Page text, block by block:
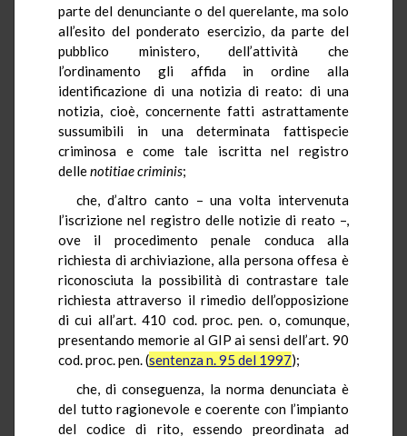
parte del denunciante o del querelante, ma solo
all’esito del ponderato esercizio, da parte del
pubblico ministero, dell’attività che
l’ordinamento gli affida in ordine alla
identificazione di una notizia di reato: di una
notizia, cioè, concernente fatti astrattamente
sussumibili in una determinata fattispecie
criminosa e come tale iscritta nel registro
dellenotitiaecriminis;
che, d’altro canto – una volta intervenuta
l’iscrizione nel registro delle notizie di reato –,
ove il procedimento penale conduca alla
richiesta di archiviazione, alla persona offesa è
riconosciuta la possibilità di contrastare tale
richiesta attraverso il rimedio dell’opposizione
di cui all’art. 410 cod. proc. pen. o, comunque,
presentando memorie al GIP ai sensi dell’art. 90
cod. proc. pen. (sentenza n. 95 del 1997);
che, di conseguenza, la norma denunciata è
del tutto ragionevole e coerente con l’impianto
del codice di rito, essendo preordinata ad